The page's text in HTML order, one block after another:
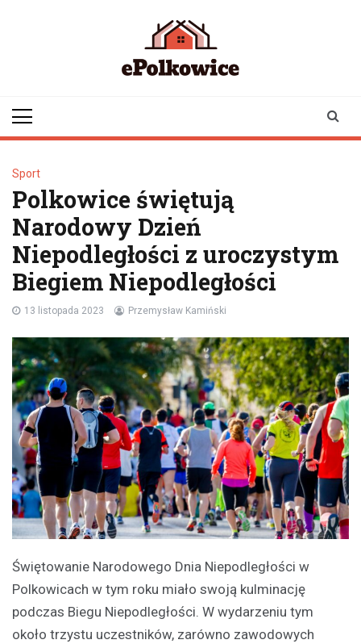
Sport
Polkowice świętują
Narodowy Dzień
Niepodległości z uroczystym
Biegiem Niepodległości
13 listopada 2023 Przemysław Kamiński
Świętowanie Narodowego Dnia Niepodległości w
Polkowicach w tym roku miało swoją kulminację
podczas Biegu Niepodległości. W wydarzeniu tym
około trzystu uczestników, zarówno zawodowych